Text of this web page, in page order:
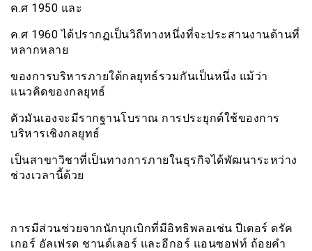
ค.ศ 1950 และ
ค.ศ 1960 ได้ปรากฏเป็นวิถีทางหนึ่งที่จะประสานงานด้านที่
หลากหลาย
ของการบริหารภายใต้กลยุทธ์รวมกันเป็นหนึ่ง แม้ว่า
แนวคิดของกลยุทธ์
ตัวมันเองจะมีรากฐานโบราณ การประยุกต์ใช้ของการ
บริหารเชิงกลยุทธ์
เป็นสาขาวิชาที่เป็นทางการภายในธุรกิจได้พัฒนาระหว่าง
ช่วงเวลานี้ด้วย
การมีส่วนช่วยจากนักบุกเบิกที่มีอิทธิพลอเช่น ปีเตอร์ ดรัค
เกอร์ อัลเฟรด ชานด์เลอร์ และอีกอร์ แอนซอฟท์ ถ้อยคำ